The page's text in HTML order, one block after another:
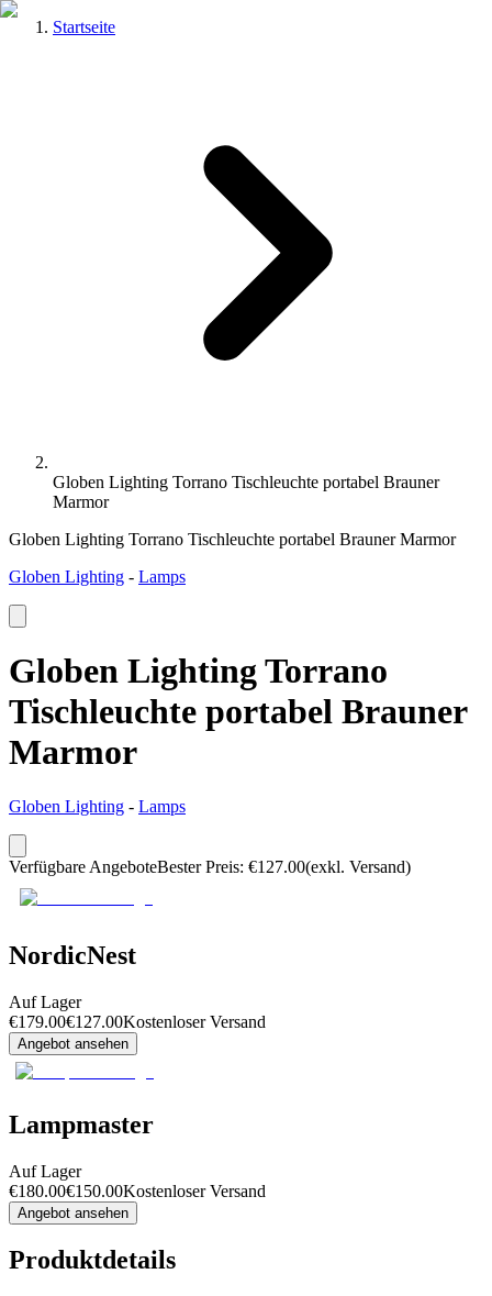
Startseite
Globen Lighting Torrano Tischleuchte portabel Brauner
Marmor
Globen Lighting Torrano Tischleuchte portabel Brauner Marmor
Globen Lighting - Lamps
Globen Lighting Torrano
Tischleuchte portabel Brauner
Marmor
Globen Lighting - Lamps
Verfügbare AngeboteBester Preis: €127.00(exkl. Versand)
NordicNest
Auf Lager
€179.00€127.00Kostenloser Versand
Angebot ansehen
Lampmaster
Auf Lager
€180.00€150.00Kostenloser Versand
Angebot ansehen
Produktdetails